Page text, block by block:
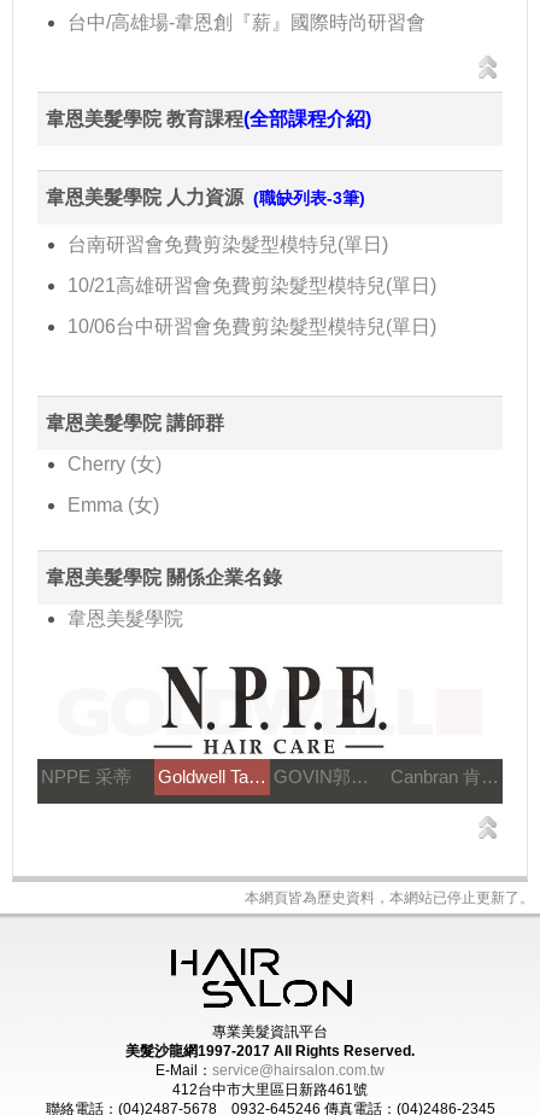
台中/高雄場-韋恩創『薪』國際時尚研習會
韋恩美髮學院 教育課程(全部課程介紹)
韋恩美髮學院 人力資源 (職缺列表-3筆)
台南研習會免費剪染髮型模特兒(單日)
10/21高雄研習會免費剪染髮型模特兒(單日)
10/06台中研習會免費剪染髮型模特兒(單日)
韋恩美髮學院 講師群
Cherry (女)
Emma (女)
韋恩美髮學院 關係企業名錄
韋恩美髮學院
NPPE 采蒂 Goldwell Taiwan GOVIN郭文髮藝 Canbran 肯邦國際
本網頁皆為歷史資料，本網站已停止更新了。
專業美髮資訊平台
美髮沙龍網1997-2017 All Rights Reserved.
E-Mail： service@hairsalon.com.tw
412台中市大里區日新路461號
聯絡電話：(04)2487-5678 0932-645246 傳真電話：(04)2486-2345